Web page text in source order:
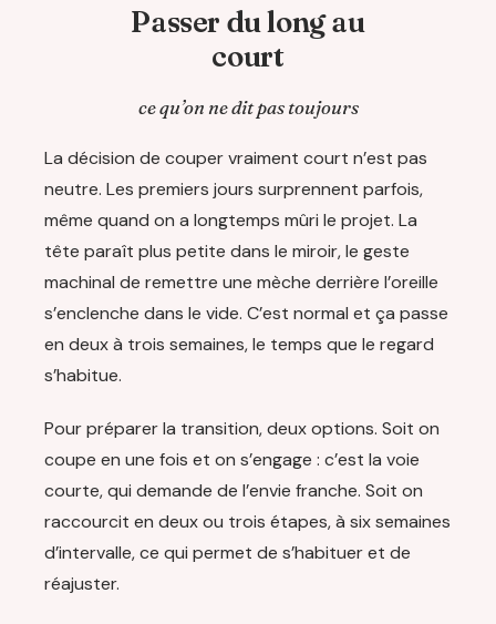
Passer du long au
court
ce qu’on ne dit pas toujours
La décision de couper vraiment court n’est pas
neutre. Les premiers jours surprennent parfois,
même quand on a longtemps mûri le projet. La
tête paraît plus petite dans le miroir, le geste
machinal de remettre une mèche derrière l’oreille
s’enclenche dans le vide. C’est normal et ça passe
en deux à trois semaines, le temps que le regard
s’habitue.
Pour préparer la transition, deux options. Soit on
coupe en une fois et on s’engage : c’est la voie
courte, qui demande de l’envie franche. Soit on
raccourcit en deux ou trois étapes, à six semaines
d’intervalle, ce qui permet de s’habituer et de
réajuster.